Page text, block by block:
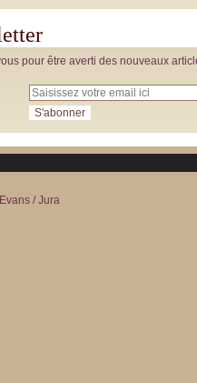
pour être averti des nouveaux
/ Jura